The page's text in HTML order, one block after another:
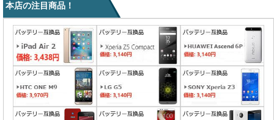
本店の注目商品！